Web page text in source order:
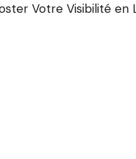
Votre Visibilité